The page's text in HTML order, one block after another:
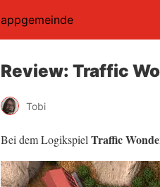
appgemeinde
Review: Traffic
Tobi
Bei dem Logikspiel Traffic